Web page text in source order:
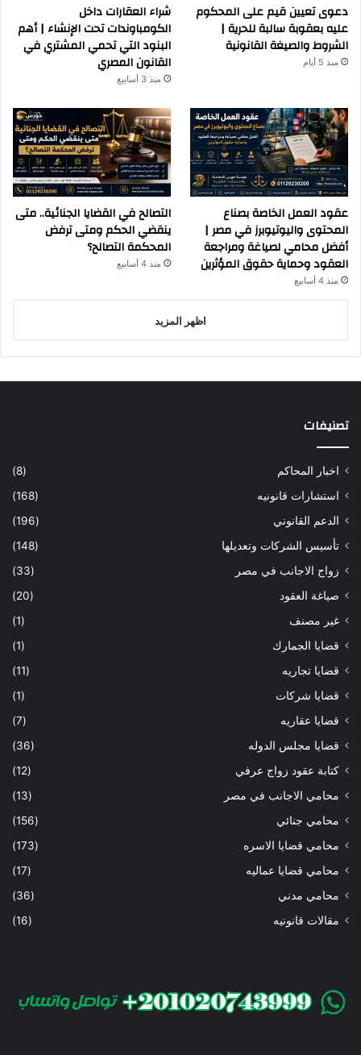
دعوى تعيين قيم على المحكوم
عليه بعقوبة سالبة للحرية |
الشروط والصيغة القانونية
منذ 5 أيام
شراء العقارات داخل
الكومباوندات تحت الإنشاء | أهم
البنود التي تحمي المشتري في
القانون المصري
منذ 3 أسابيع
عقود العمل الخاصة بصناع
المحتوى واليوتيوبرز في مصر |
أفضل محامي لصياغة ومراجعة
العقود وحماية حقوق المؤثرين
منذ 4 أسابيع
التصالح في القضايا الجنائية.. متى
ينقضي الحكم ومتى ترفض
المحكمة التصالح؟
منذ 4 أسابيع
اظهر المزيد
تصنيفات
اخبار المحاكم
(8)
استشارات قانونيه
(168)
الدعم القانوني
(196)
تأسيس الشركات وتعديلها
(148)
زواج الاجانب في مصر
(33)
صياغة العقود
(20)
غير مصنف
(1)
قضايا الجمارك
(1)
قضايا تجاريه
(11)
قضايا شركات
(1)
قضايا عقاريه
(7)
قضايا مجلس الدوله
(36)
كتابة عقود زواج عرفي
(12)
محامي الاجانب في مصر
(13)
محامي جنائي
(156)
محامي قضايا الاسره
(173)
محامي قضايا عماليه
(17)
محامي مدني
(36)
مقالات قانونيه
(16)